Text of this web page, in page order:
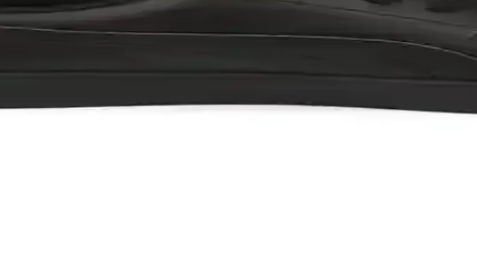
rahat tasarımlarıyla öne çıkıyor. Her iki ayakkabının özellikleri ve kullanıcı
Doğa Yürüyüşleri İçin Hafif ve Şık Tasarım
hafifliği, dayanıklılığı ve şık tasarımıyla doğa yürüyüşleri ve trekking aktiviteleri